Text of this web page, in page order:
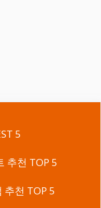
5
추천 TOP 5
천 TOP 5